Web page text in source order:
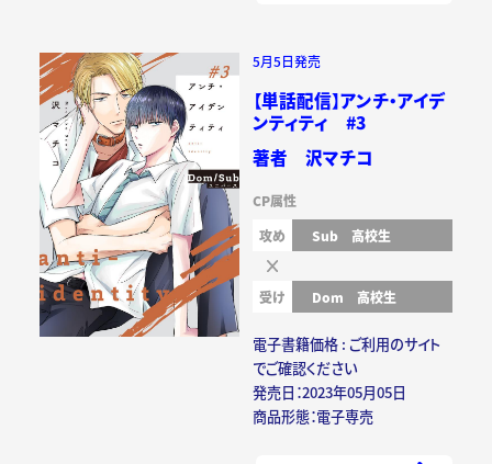
5月5日発売
【単話配信】アンチ・アイデ
ンティティ #3
著者 沢マチコ
CP属性
攻め
Sub 高校生
受け Dom 高校生
電子書籍価格 : ご利用のサイト
でご確認ください
発売日：2023年05月05日
商品形態：電子専売